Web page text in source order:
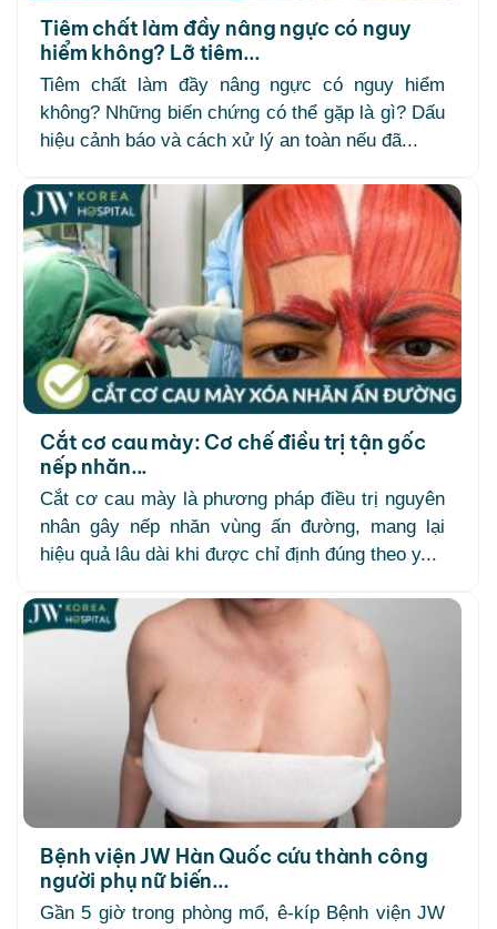
Tiêm chất làm đầy nâng ngực có nguy
hiểm không? Lỡ tiêm...
Tiêm chất làm đầy nâng ngực có nguy hiểm
không? Những biến chứng có thể gặp là gì? Dấu
hiệu cảnh báo và cách xử lý an toàn nếu đã...
Cắt cơ cau mày: Cơ chế điều trị tận gốc
nếp nhăn...
Cắt cơ cau mày là phương pháp điều trị nguyên
nhân gây nếp nhăn vùng ấn đường, mang lại
hiệu quả lâu dài khi được chỉ định đúng theo y...
Bệnh viện JW Hàn Quốc cứu thành công
người phụ nữ biến...
Gần 5 giờ trong phòng mổ, ê-kíp Bệnh viện JW